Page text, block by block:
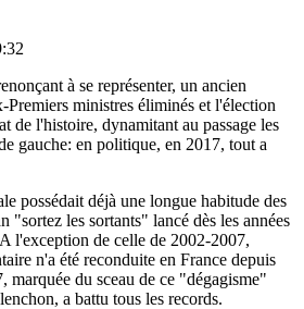
à se représenter, un ancien
Premiers ministres éliminés et l'élection
de l'histoire, dynamitant au passage les
gauche: en politique, en 2017, tout a
possédait déjà une longue habitude des
"sortez les sortants" lancé dès les années
l'exception de celle de 2002-2007,
n'a été reconduite en France depuis
marquée du sceau de ce "dégagisme"
a battu tous les records.